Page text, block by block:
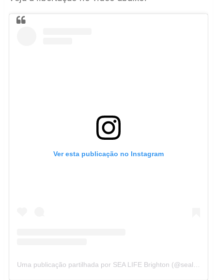
Ver esta publicação no Instagram